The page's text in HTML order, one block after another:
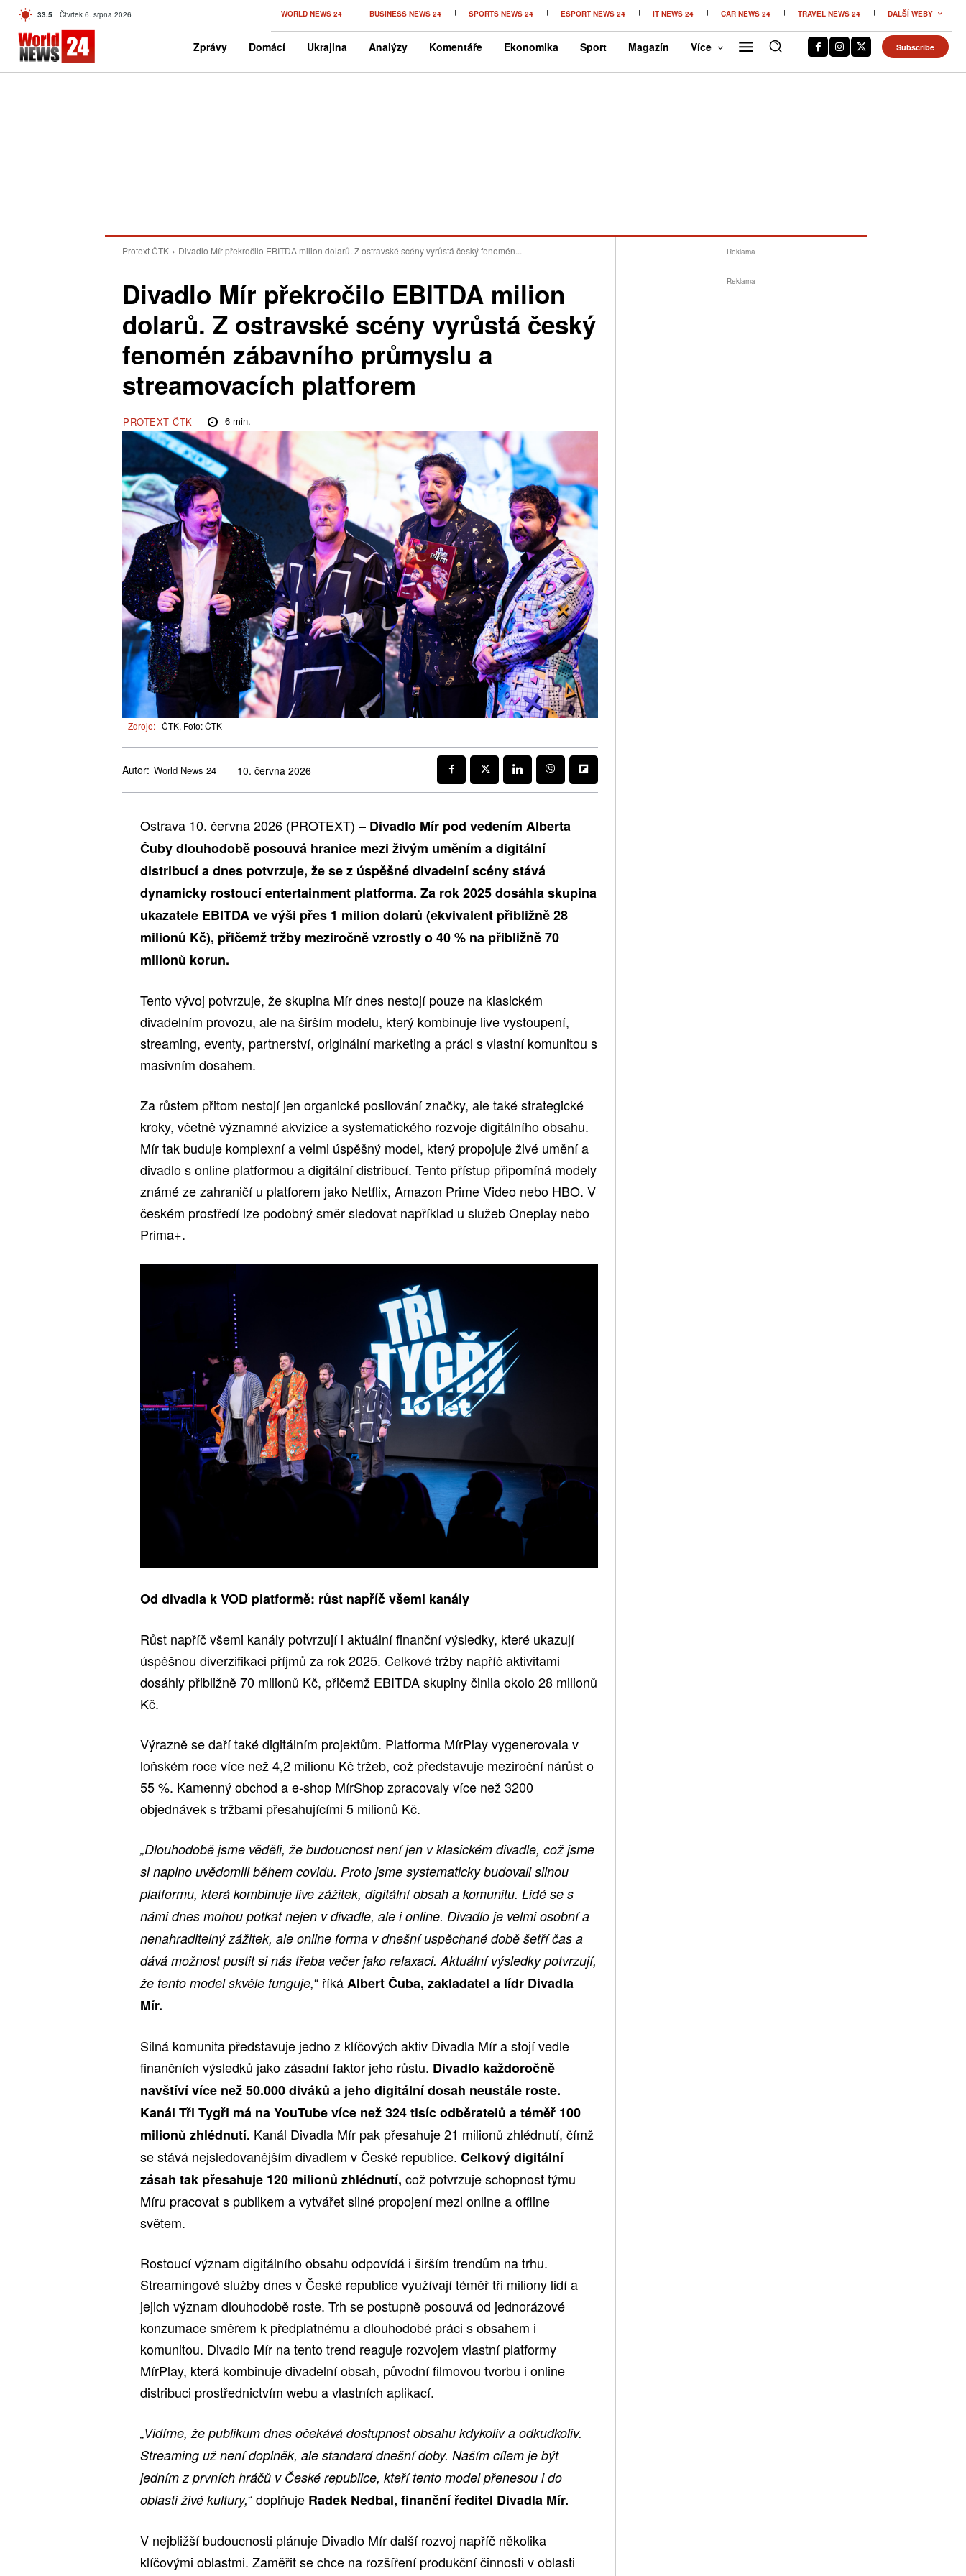
33.5 C Czech
Čtvrtek 6. srpna 2026 WORLD NEWS 24 BUSINESS NEWS 24 SPORTS NEWS 24 ESPORT NEWS 24 IT NEWS 24 CAR NEWS 24 TRAVEL NEWS 24 DALŠÍ WEBY
Zprávy Domácí Ukrajina Analýzy Komentáře Ekonomika Sport Magazín Více Subscribe
Protext ČTK Divadlo Mír překročilo EBITDA milion dolarů. Z ostravské scény vyrůstá český fenomén...
Divadlo Mír překročilo EBITDA milion
dolarů. Z ostravské scény vyrůstá český
fenomén zábavního průmyslu a
streamovacích platforem
PROTEXT ČTK 6min.
Zdroje: ČTK, Foto: ČTK
Autor: World News 24 10. června 2026
Ostrava 10. června 2026 (PROTEXT) – Divadlo Mír pod vedením Alberta
Čuby dlouhodobě posouvá hranice mezi živým uměním a digitální
distribucí a dnes potvrzuje, že se z úspěšné divadelní scény stává
dynamicky rostoucí entertainment platforma. Za rok 2025 dosáhla skupina
ukazatele EBITDA ve výši přes 1 milion dolarů (ekvivalent přibližně 28
milionů Kč), přičemž tržby meziročně vzrostly o 40 % na přibližně 70
milionů korun.
Tento vývoj potvrzuje, že skupina Mír dnes nestojí pouze na klasickém
divadelním provozu, ale na širším modelu, který kombinuje live vystoupení,
streaming, eventy, partnerství, originální marketing a práci s vlastní komunitou s
masivním dosahem.
Za růstem přitom nestojí jen organické posilování značky, ale také strategické
kroky, včetně významné akvizice a systematického rozvoje digitálního obsahu.
Mír tak buduje komplexní a velmi úspěšný model, který propojuje živé umění a
divadlo s online platformou a digitální distribucí. Tento přístup připomíná modely
známé ze zahraničí u platforem jako Netflix, Amazon Prime Video nebo HBO. V
českém prostředí lze podobný směr sledovat například u služeb Oneplay nebo
Prima+.
Od divadla k VOD platformě: růst napříč všemi kanály
Růst napříč všemi kanály potvrzují i aktuální finanční výsledky, které ukazují
úspěšnou diverzifikaci příjmů za rok 2025. Celkové tržby napříč aktivitami
dosáhly přibližně 70 milionů Kč, přičemž EBITDA skupiny činila okolo 28 milionů
Kč.
Výrazně se daří také digitálním projektům. Platforma MírPlay vygenerovala v
loňském roce více než 4,2 milionu Kč tržeb, což představuje meziroční nárůst o
55 %. Kamenný obchod a e-shop MírShop zpracovaly více než 3200
objednávek s tržbami přesahujícími 5 milionů Kč.
„Dlouhodobě jsme věděli, že budoucnost není jen v klasickém divadle, což jsme
si naplno uvědomili během covidu. Proto jsme systematicky budovali silnou
platformu, která kombinuje live zážitek, digitální obsah a komunitu. Lidé se s
námi dnes mohou potkat nejen v divadle, ale i online. Divadlo je velmi osobní a
nenahraditelný zážitek, ale online forma v dnešní uspěchané době šetří čas a
dává možnost pustit si nás třeba večer jako relaxaci. Aktuální výsledky potvrzují,
že tento model skvěle funguje,“ říkáAlbert Čuba, zakladatel a lídr Divadla
Mír.
Silná komunita představuje jedno z klíčových aktiv Divadla Mír a stojí vedle
finančních výsledků jako zásadní faktor jeho růstu. Divadlo každoročně
navštíví více než 50.000 diváků a jeho digitální dosah neustále roste.
Kanál Tři Tygři má na YouTube více než 324 tisíc odběratelů a téměř 100
milionů zhlédnutí. Kanál Divadla Mír pak přesahuje 21 milionů zhlédnutí, čímž
se stává nejsledovanějším divadlem v České republice. Celkový digitální
zásah tak přesahuje 120 milionů zhlédnutí, což potvrzuje schopnost týmu
Míru pracovat s publikem a vytvářet silné propojení mezi online a offline
světem.
Rostoucí význam digitálního obsahu odpovídá i širším trendům na trhu.
Streamingové služby dnes v České republice využívají téměř tři miliony lidí a
jejich význam dlouhodobě roste. Trh se postupně posouvá od jednorázové
konzumace směrem k předplatnému a dlouhodobé práci s obsahem i
komunitou. Divadlo Mír na tento trend reaguje rozvojem vlastní platformy
MírPlay, která kombinuje divadelní obsah, původní filmovou tvorbu i online
distribuci prostřednictvím webu a vlastních aplikací.
„Vidíme, že publikum dnes očekává dostupnost obsahu kdykoliv a odkudkoliv.
Streaming už není doplněk, ale standard dnešní doby. Naším cílem je být
jedním z prvních hráčů v České republice, kteří tento model přenesou i do
oblasti živé kultury,“ doplňuje Radek Nedbal, finanční ředitel Divadla Mír.
V nejbližší budoucnosti plánuje Divadlo Mír další rozvoj napříč několika
klíčovými oblastmi. Zaměřit se chce na rozšíření produkční činnosti v oblasti
Reklama
Reklama